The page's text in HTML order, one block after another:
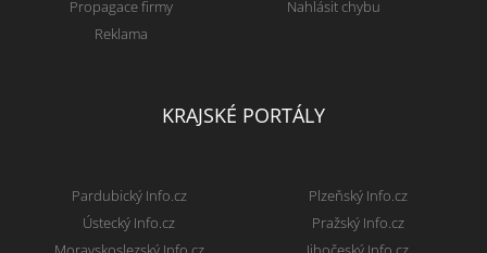
Propagace firmy
Reklama
Nahlásit chybu
KRAJSKÉ PORTÁLY
Pardubický Info.cz
Ústecký Info.cz
Plzeňský Info.cz
Pražský Info.cz